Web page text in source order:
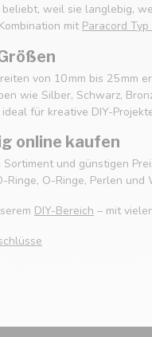
beliebt, weil sie langlebig,
mit Paracord Typ
von 10 mm bis 25 mm
wie Silber, Schwarz,
für kreative DIY-
online kaufen
und günstigen
Ringe, O-Ringe, Perlen und
DIY-Bereich – mit